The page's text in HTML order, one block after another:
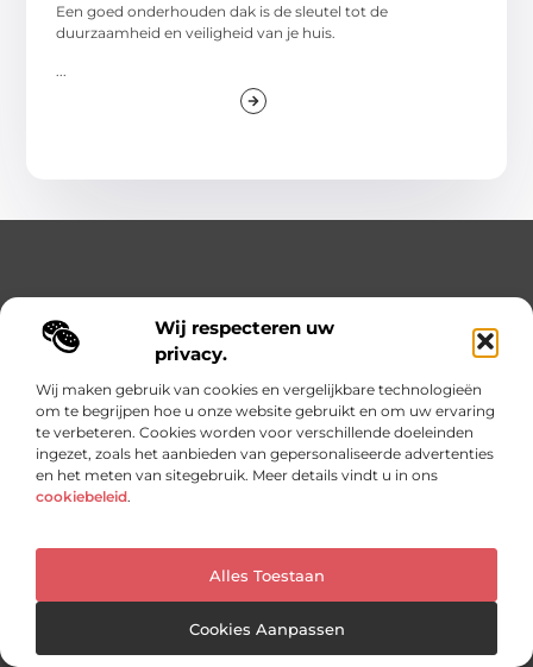
Wij respecteren uw
privacy.
Wij maken gebruik van cookies en vergelijkbare technologieën
om te begrijpen hoe u onze website gebruikt en om uw ervaring
te verbeteren. Cookies worden voor verschillende doeleinden
ingezet, zoals het aanbieden van gepersonaliseerde advertenties
en het meten van sitegebruik. Meer details vindt u in ons
cookiebeleid.
Alles Toestaan
Cookies Aanpassen
Een goed onderhouden dak is de sleutel tot de
duurzaamheid en veiligheid van je huis.
Waar Kennis, Inspiratie en Netwerken Samenkomen.
Ontdek waardevolle inzichten en blijf op de hoogte van alles
wat er speelt in de wereld.
Bericht categorie